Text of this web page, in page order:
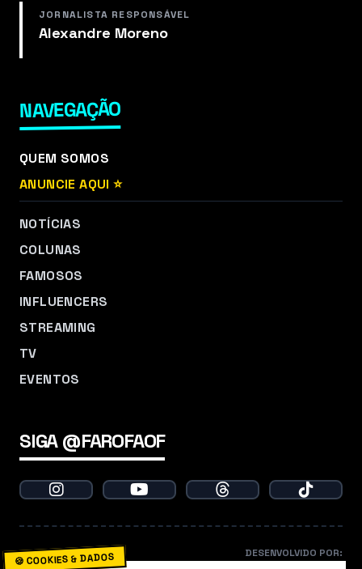
JORNALISTA RESPONSÁVEL
Alexandre Moreno
NAVEGAÇÃO
QUEM SOMOS
ANUNCIE AQUI ⭐
NOTÍCIAS
COLUNAS
FAMOSOS
INFLUENCERS
STREAMING
TV
EVENTOS
SIGA @FAROFAOF
DESENVOLVIDO POR:
🍪 COOKIES & DADOS